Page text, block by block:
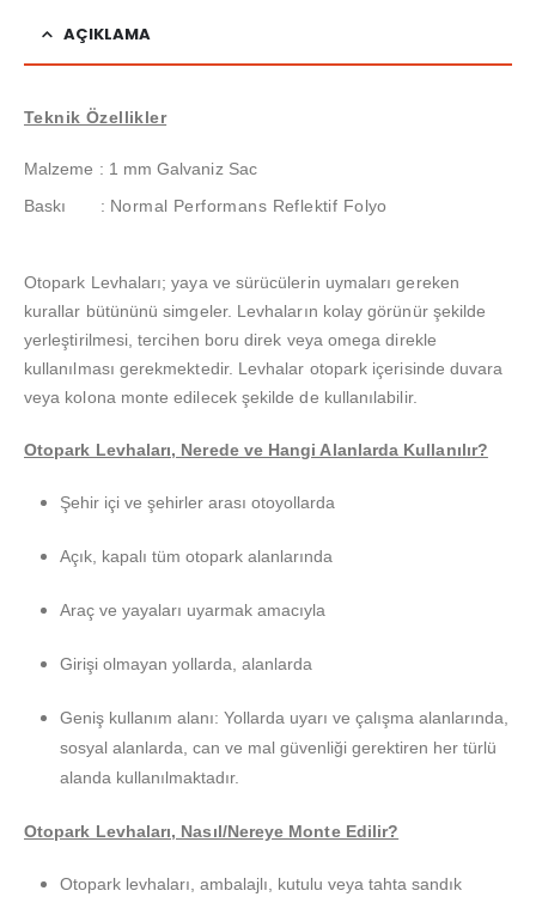
AÇIKLAMA
Teknik Özellikler
Malzeme : 1 mm Galvaniz Sac
Baskı
: Normal Performans Reflektif Folyo
Otopark Levhaları; yaya ve sürücülerin uymaları gereken
kurallar bütününü simgeler. Levhaların kolay görünür şekilde
yerleştirilmesi, tercihen boru direk veya omega direkle
kullanılması gerekmektedir. Levhalar otopark içerisinde duvara
veya kolona monte edilecek şekilde de kullanılabilir.
Otopark Levhaları, Nerede ve Hangi Alanlarda Kullanılır?
Şehir içi ve şehirler arası otoyollarda
Açık, kapalı tüm otopark alanlarında
Araç ve yayaları uyarmak amacıyla
Girişi olmayan yollarda, alanlarda
Geniş kullanım alanı: Yollarda uyarı ve çalışma alanlarında,
sosyal alanlarda, can ve mal güvenliği gerektiren her türlü
alanda kullanılmaktadır.
Otopark Levhaları, Nasıl/Nereye Monte Edilir?
Otopark levhaları, ambalajlı, kutulu veya tahta sandık